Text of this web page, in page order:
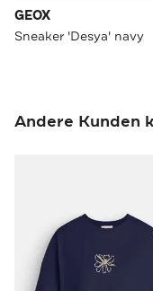
GEOX
Sneaker 'Desya' navy
Andere Kunden